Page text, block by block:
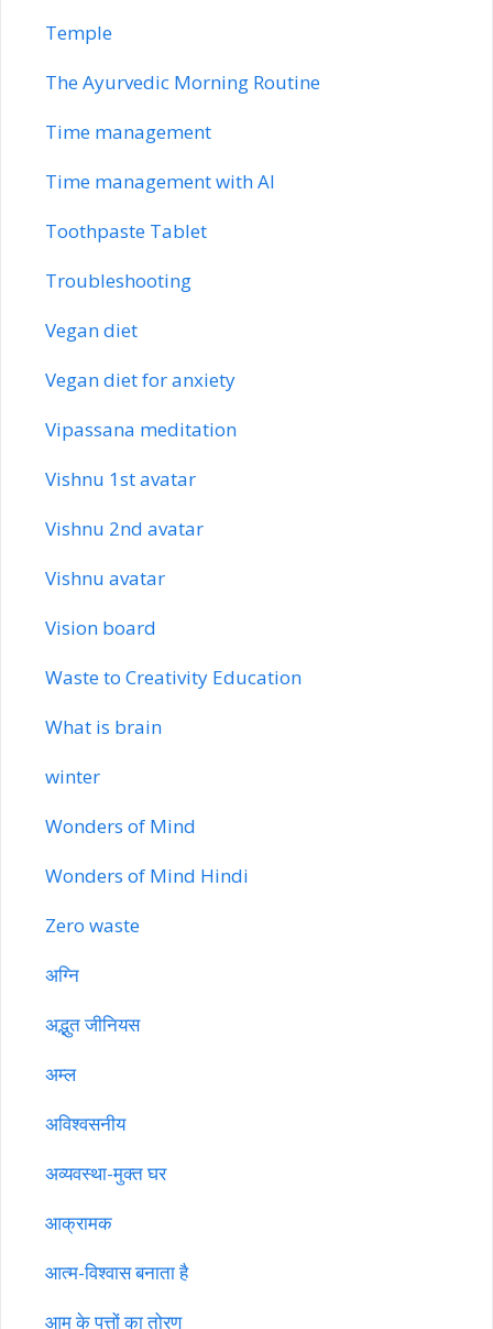
Temple
The Ayurvedic Morning Routine
Time management
Time management with AI
Toothpaste Tablet
Troubleshooting
Vegan diet
Vegan diet for anxiety
Vipassana meditation
Vishnu 1st avatar
Vishnu 2nd avatar
Vishnu avatar
Vision board
Waste to Creativity Education
What is brain
winter
Wonders of Mind
Wonders of Mind Hindi
Zero waste
अग्नि
अद्भुत जीनियस
अम्ल
अविश्वसनीय
अव्यवस्था-मुक्त घर
आक्रामक
आत्म-विश्वास बनाता है
आम के पत्तों का तोरण